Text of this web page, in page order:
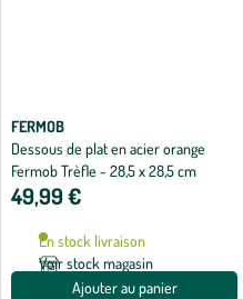
FERMOB
Dessous de plat en acier orange
Fermob Trèfle - 28,5 x 28,5 cm
49,99 €
En stock livraison
Voir stock magasin
Ajouter au panier